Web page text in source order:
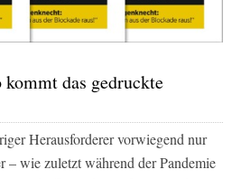
das gedruckte
Herausforderer vorwiegend nur
– wie zuletzt während der Pandemie